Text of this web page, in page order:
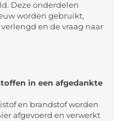
Deze onderdelen
worden gebruikt,
en de vraag naar
in een afgedankte
en brandstof worden
afgevoerd en verwerkt